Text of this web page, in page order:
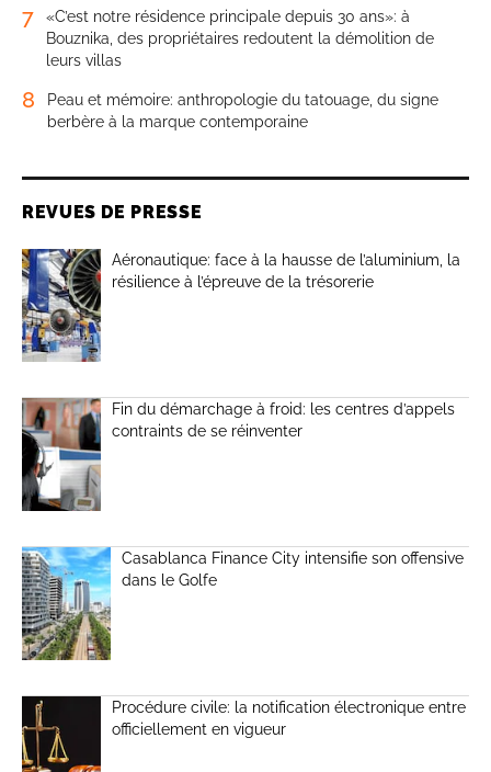
7
«C’est notre résidence principale depuis 30 ans»: à
Bouznika, des propriétaires redoutent la démolition de
leurs villas
8
Peau et mémoire: anthropologie du tatouage, du signe
berbère à la marque contemporaine
REVUES DE PRESSE
Aéronautique: face à la hausse de l’aluminium, la
résilience à l’épreuve de la trésorerie
Fin du démarchage à froid: les centres d’appels
contraints de se réinventer
Casablanca Finance City intensifie son offensive
dans le Golfe
Procédure civile: la notification électronique entre
officiellement en vigueur